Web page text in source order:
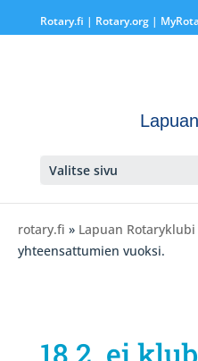
Rotary.fi | Rotary.org|
Valitse sivu
rotary.fi » Lapuan Rotaryklubi
yhteensattumien vuoksi.